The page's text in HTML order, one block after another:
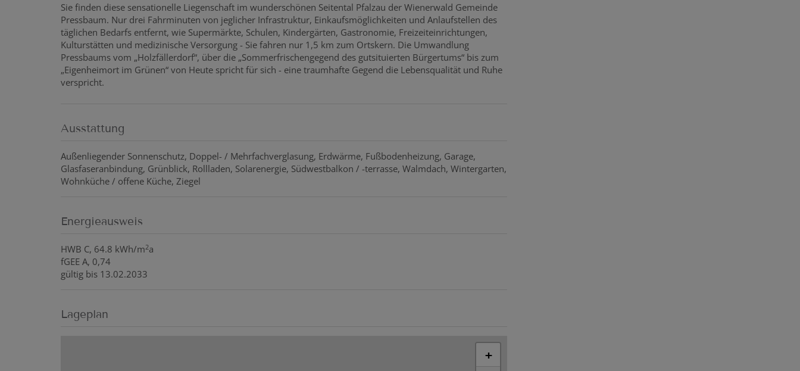
Sie finden diese sensationelle Liegenschaft im wunderschönen Seitental Pfalzau der Wienerwald Gemeinde
Pressbaum. Nur drei Fahrminuten von jeglicher Infrastruktur, Einkaufsmöglichkeiten und Anlaufstellen des
täglichen Bedarfs entfernt, wie Supermärkte, Schulen, Kindergärten, Gastronomie, Freizeiteinrichtungen,
Kulturstätten und medizinische Versorgung - Sie fahren nur 1,5 km zum Ortskern. Die Umwandlung
Pressbaums vom „Holzfällerdorf“, über die „Sommerfrischengegend des gutsituierten Bürgertums“ bis zum
„Eigenheimort im Grünen“ von Heute spricht für sich - eine traumhafte Gegend die Lebensqualität und Ruhe
verspricht.
Ausstattung
Außenliegender Sonnenschutz Doppel- / Mehrfachverglasung Erdwärme Fußbodenheizung Garage
Glasfaseranbindung Grünblick Rollladen Solarenergie Südwestbalkon / -terrasse Walmdach Wintergarten
Wohnküche / offene Küche Ziegel
Energieausweis
HWB C, 64.8 kWh/m2a
fGEE A, 0,74
gültig bis 13.02.2033
Lageplan
+